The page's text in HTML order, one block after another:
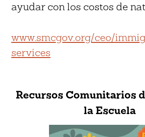
ayudar con los costos de
www.smcgov.org/ceo/
services
Recursos Comunitarios
la Escuela